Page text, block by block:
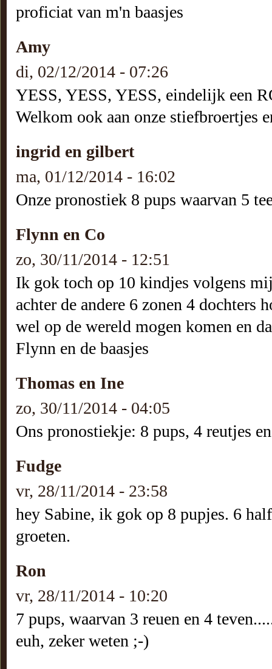
proficiat van m'n baasjes
Amy
di, 02/12/2014 - 07:26
YESS, YESS, YESS, eindelijk een
Welkom ook aan onze stiefbroertjes
ingrid en gilbert
ma, 01/12/2014 - 16:02
Onze pronostiek 8 pups waarvan 5
Flynn en Co
zo, 30/11/2014 - 12:51
Ik gok toch op 10 kindjes volgens
achter de andere 6 zonen 4 dochters
wel op de wereld mogen komen en
Flynn en de baasjes
Thomas en Ine
zo, 30/11/2014 - 04:05
Ons pronostiekje: 8 pups, 4 reutjes
Fudge
vr, 28/11/2014 - 23:58
hey Sabine, ik gok op 8 pupjes. 6
groeten.
Ron
vr, 28/11/2014 - 10:20
7 pups, waarvan 3 reuen en 4
euh, zeker weten ;-)